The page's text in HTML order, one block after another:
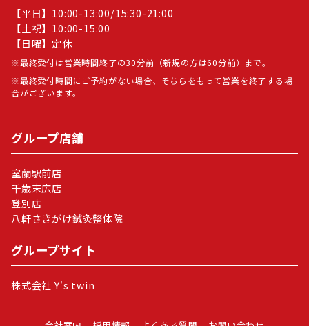
【平日】10:00-13:00/15:30-21:00
【土祝】10:00-15:00
【日曜】定休
最終受付は営業時間終了の30分前（新規の方は60分前）まで。
最終受付時間にご予約がない場合、そちらをもって営業を終了する場
合がございます。
グループ店舗
室蘭駅前店
千歳末広店
登別店
八軒さきがけ鍼灸整体院
グループサイト
株式会社 Y's twin